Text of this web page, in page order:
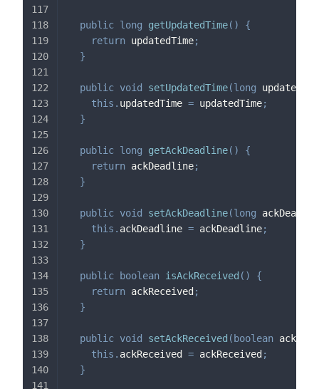
public long getUpdatedTime( )
{
return updatedTime;
}
public void setUpdatedTime(long
this . updatedTime = updatedTime;
}
public long getAckDeadline( )
{
return ackDeadline;
}
public void setAckDeadline(long
this . ackDeadline = ackDeadline;
}
public boolean isAckReceived ( )
{
return ackReceived ;
}
public void setAckReceived ( boolean
this . ackReceived = ackReceived ;
}